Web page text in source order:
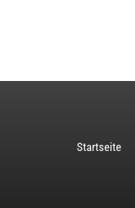
Startseite